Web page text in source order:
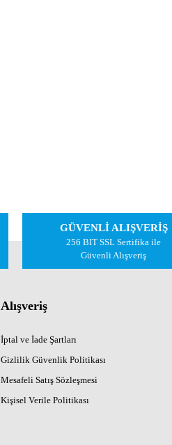
GÜVENLİ ALIŞVERİŞ
256 BIT SSL Sertifika ile
Güvenli Alışveriş
Alışveriş
İptal ve İade Şartları
Gizlilik Güvenlik Politikası
Mesafeli Satış Sözleşmesi
Kişisel Verile Politikası